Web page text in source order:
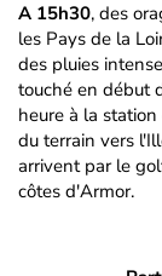
A 15h30, des
les Pays de la
des pluies
touché en début
heure à la
du terrain vers
arrivent par le
côtes d'Armor.